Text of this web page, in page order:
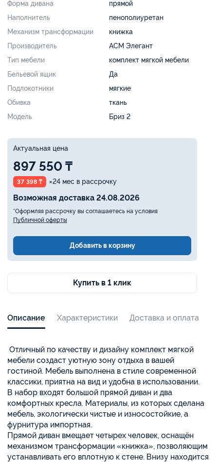
Форма дивана
прямой
Наполнитель
пенополиуретан
Механизм трансформации
книжка
Производитель
АСМ Элегант
Тип мебели
комплект мягкой мебели
Бельевой ящик
Да
Подлокотники
мягкие
Обивка
ткань
Модель
Бриз 2
Актуальная цена
897 550 ₸
37 398 ₸ ×24 мес в рассрочку
Возможная доставка 24.08.2026
*Оформляя рассрочку вы соглашаетесь на условия
Публичной оферты
Добавить в корзину
Купить в 1 клик
Описание Характеристики Доставка и оплата
Отличный по качеству и дизайну комплект мягкой
мебели создаст уютную зону отдыха в вашей
гостиной. Мебель выполнена в стиле современной
классики, приятна на вид и удобна в использовании.
В набор входят большой прямой диван и два
комфортных кресла. Материалы, из которых сделана
мебель, экологически чистые и износостойкие, а
фурнитура импортная.
Прямой диван вмещает четырех человек, оснащён
механизмом трансформации «книжка», позволяющим
устанавливать его вплотную к стене. Внизу находится